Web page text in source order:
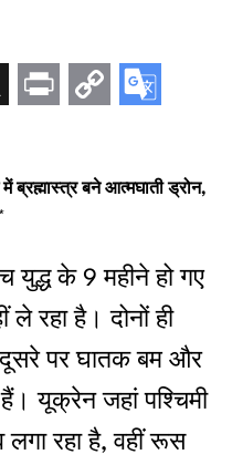
ब्रह्मास्‍त्र बने आत्‍मघाती ड्रोन,
के 9 महीने हो गए
रहा है। दोनों ही
दूसरे पर घातक बम और
हैं। यूक्रेन जहां पश्चिमी
लगा रहा है, वहीं रूस